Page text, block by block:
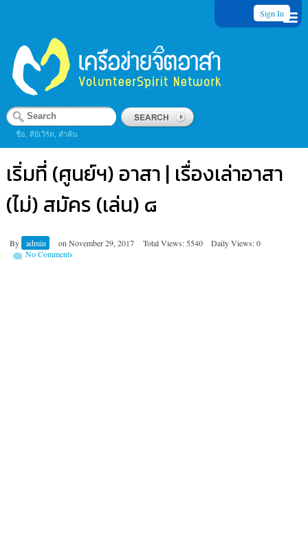
Sign In
ชื่อ, คีย์เวิร์ด, คำค้น
เริ่มที่ (ศูนย์ฯ) อาสา | เรื่องเล่าอาสา
(ไม่) สมัคร (เล่น) ๘
By admin on November 29, 2017 Total Views: 5540
Daily Views: 0
No Comments